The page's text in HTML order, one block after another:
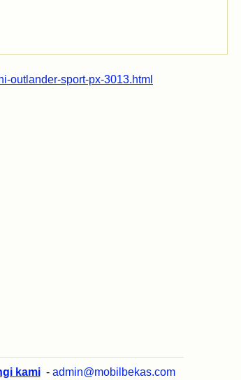
outlander-sport-px-3013.html
kami - admin@mobilbekas.com